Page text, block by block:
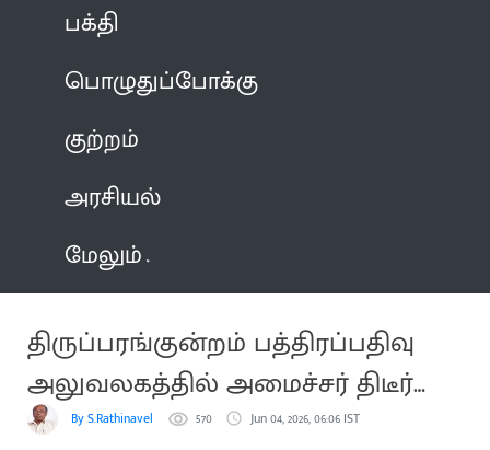
பக்தி
பொழுதுப்போக்கு
குற்றம்
அரசியல்
மேலும்
திருப்பரங்குன்றம் பத்திரப்பதிவு
அலுவலகத்தில் அமைச்சர் திடீர்
ஆய்வுBy S.Rathinavel 570 Jun 04, 2026, 06:06 IST